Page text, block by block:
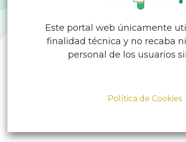
Este portal web únicamente
finalidad técnica y no recaba
personal de los usuarios
Política de Cookies